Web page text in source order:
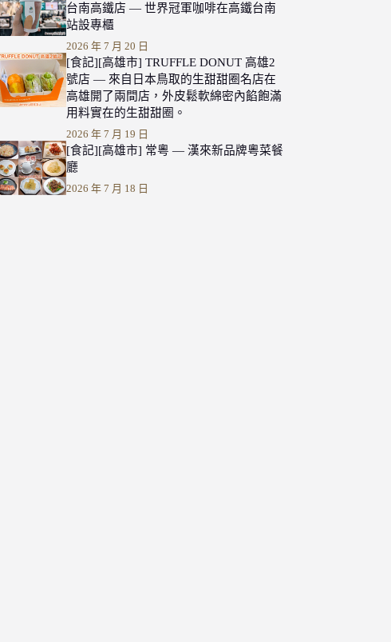
台南高鐵店 — 世界冠軍咖啡在高鐵台南
站設專櫃
2026 年 7 月 20 日
[食記][高雄市] TRUFFLE DONUT 高雄2
號店 — 來自日本鳥取的生甜甜圈名店在
高雄開了兩間店，外皮鬆軟綿密內餡飽滿
用料實在的生甜甜圈。
2026 年 7 月 19 日
[食記][高雄市] 常粵 — 漢來新品牌粵菜餐
廳
2026 年 7 月 18 日